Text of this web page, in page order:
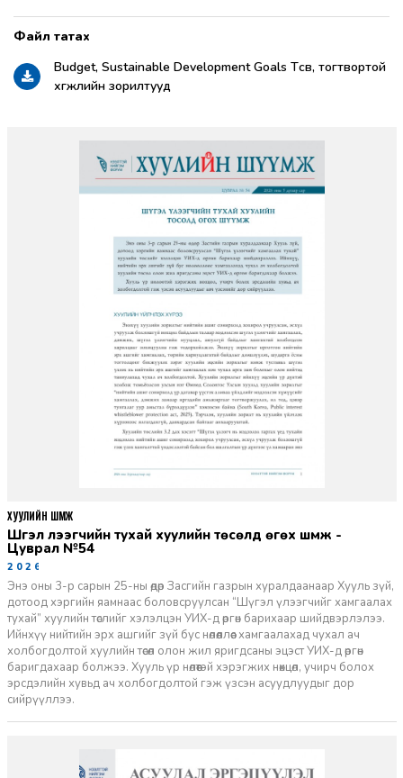
Budget, Sustainable Development Goals Төсөв, тогтвортой
хөгжлийн зорилтууд
Шүгэл үлээгчийн тухай хуулийн төсөлд өгөх шүүмж -
Цуврал №54
2026-07-27
Энэ оны 3-р сарын 25-ны өдөр Засгийн газрын хуралдаанаар Хууль зүй,
дотоод хэргийн яамнаас боловсруулсан “Шүгэл үлээгчийг хамгаалах
тухай” хуулийн төслийг хэлэлцэн УИХ-д өргөн барихаар шийдвэрлэлээ.
Ийнхүү нийтийн эрх ашгийг зүй бус нөлөөллөөс хамгаалахад чухал ач
холбогдолтой хуулийн төсөл олон жил яригдсаны эцэст УИХ-д өргөн
баригдахаар болжээ. Хууль үр нөлөөтэй хэрэгжих нөхцөл, учирч болох
эрсдэлийн хувьд ач холбогдолтой гэж үзсэн асуудлуудыг дор
сийрүүллээ.
ХУУЛИЙН ШҮҮМЖ